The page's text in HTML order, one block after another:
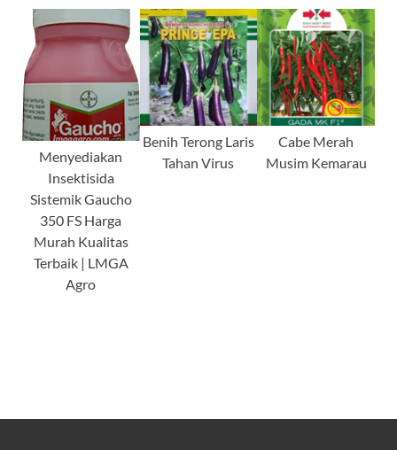
Menyediakan
Insektisida
Sistemik Gaucho
350 FS Harga
Murah Kualitas
Terbaik | LMGA
Agro
Benih Terong Laris
Tahan Virus
Cabe Merah
Musim Kemarau